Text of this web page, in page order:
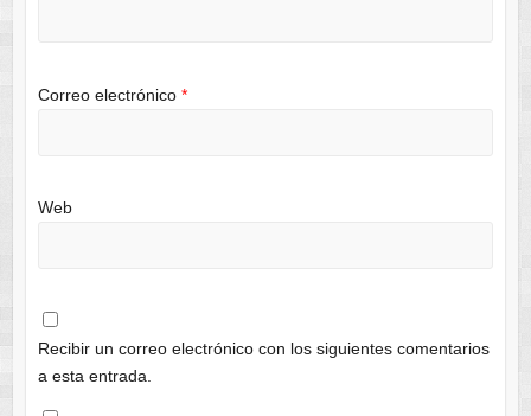
Correo electrónico *
Web
Recibir un correo electrónico con los siguientes comentarios
a esta entrada.